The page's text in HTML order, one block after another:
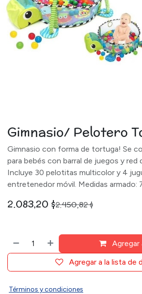
Gimnasio/ Pelotero
Gimnasio con forma de tortuga! Se
para bebés con barral de juegos y red
Incluye 30 pelotitas multicolor y 4
entretenedor móvil. Medidas armado:
2.083,20 $2.450,82$
Agregar
Agregar a la lista de
Términos y condiciones